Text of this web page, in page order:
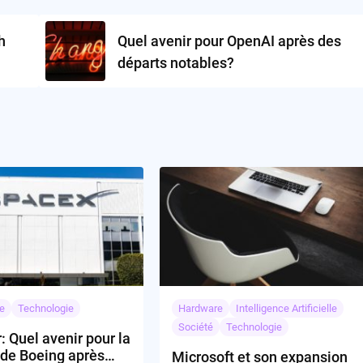
Quel avenir pour OpenAI après des
départs notables?
Technologie
Quel avenir pour la
Boeing après
Hardware
Intelligence Artificielle
Société
Technologie
Microsoft et son expansion